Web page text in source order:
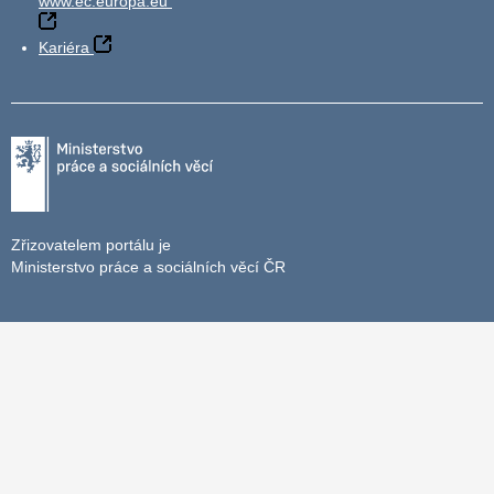
Kariéra
Zřizovatelem portálu je
Ministerstvo práce a sociálních věcí ČR